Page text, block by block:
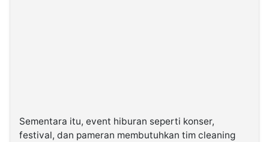
Sementara itu, event hiburan seperti konser,
festival, dan pameran membutuhkan tim cleaning